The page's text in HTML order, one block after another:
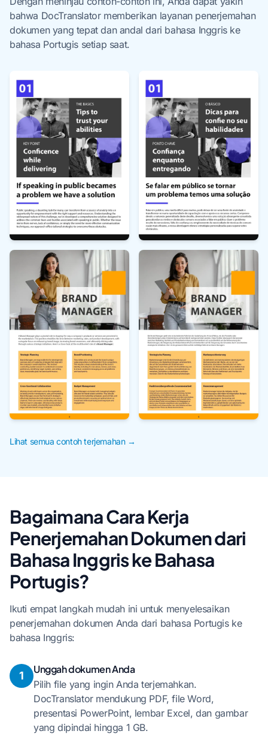
bahwa DocTranslator memberikan layanan penerjemahan
dokumen yang tepat dan andal dari bahasa Inggris ke
bahasa Portugis setiap saat.
Lihat semua contoh terjemahan →
Bagaimana Cara Kerja
Penerjemahan Dokumen dari
Bahasa Inggris ke Bahasa
Portugis?
Ikuti empat langkah mudah ini untuk menyelesaikan
penerjemahan dokumen Anda dari bahasa Portugis ke
bahasa Inggris:
1
Unggah dokumen Anda
Pilih file yang ingin Anda terjemahkan.
DocTranslator mendukung PDF, file Word,
presentasi PowerPoint, lembar Excel, dan gambar
yang dipindai hingga 1 GB.